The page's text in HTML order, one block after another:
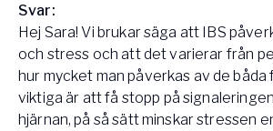
Svar:
Hej Sara! Vi brukar säga att IBS
och stress och att det varierar från
hur mycket man påverkas av de
viktiga är att få stopp på
hjärnan, på så sätt minskar stressen